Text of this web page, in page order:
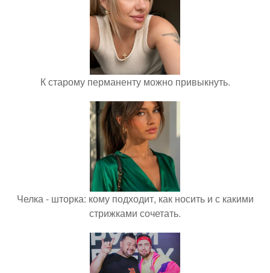
К старому перманенту можно привыкнуть.
Челка - шторка: кому подходит, как носить и с какими
стрижками сочетать.